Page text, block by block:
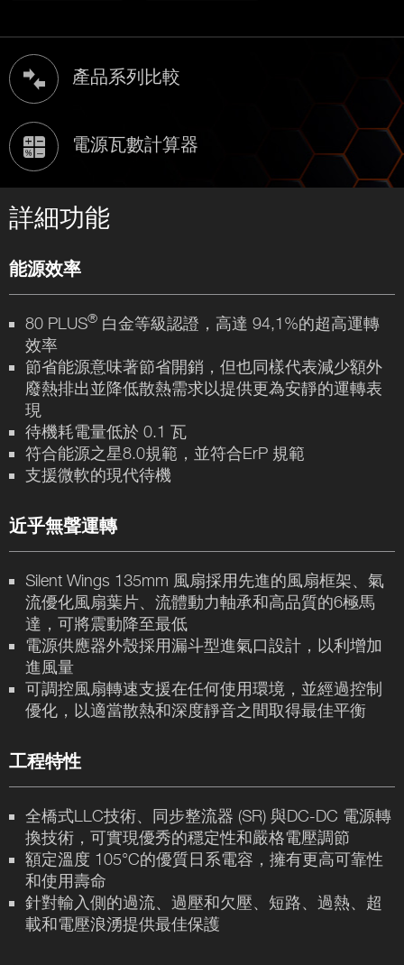
產品系列比較
電源瓦數計算器
詳細功能
能源效率
80 PLUS® 白金等級認證，高達 94,1%的超高運轉
效率
節省能源意味著節省開銷，但也同樣代表減少額外
廢熱排出並降低散熱需求以提供更為安靜的運轉表
現
待機耗電量低於 0.1 瓦
符合能源之星8.0規範，並符合ErP 規範
支援微軟的現代待機
近乎無聲運轉
Silent Wings 135mm 風扇採用先進的風扇框架、氣
流優化風扇葉片、流體動力軸承和高品質的6極馬
達，可將震動降至最低
電源供應器外殼採用漏斗型進氣口設計，以利增加
進風量
可調控風扇轉速支援在任何使用環境，並經過控制
優化，以適當散熱和深度靜音之間取得最佳平衡
工程特性
全橋式LLC技術、同步整流器 (SR) 與DC-DC 電源轉
換技術，可實現優秀的穩定性和嚴格電壓調節
額定溫度 105°C的優質日系電容，擁有更高可靠性
和使用壽命
針對輸入側的過流、過壓和欠壓、短路、過熱、超
載和電壓浪湧提供最佳保護